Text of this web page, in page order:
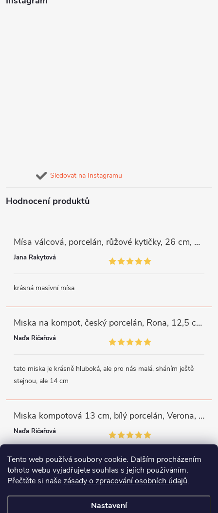
Tento web používá soubory cookie. Dalším procházením
tohoto webu vyjadřujete souhlas s jejich používáním.
Přečtěte si našezásady o zpracování osobních údajů.
Nastavení
Sledovat na Instagramu
Hodnocení produktů
Mísa válcová, porcelán, růžové kytičky, 26 cm, G. Benedikt
Jana Rakytová
krásná masivní mísa
Miska na kompot, český porcelán, Rona, 12,5 cm, bílý, G. Benedikt
Naďa Říčařová
tato miska je krásně hluboká, ale pro nás malá, sháním ještě
stejnou, ale 14 cm
Miska kompotová 13 cm, bílý porcelán, Verona, G. Benedikt
Naďa Říčařová
miska je trochu mělká, ale využiji